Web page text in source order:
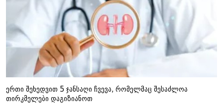
ერთი შეხედვით 5 ჯანსაღი ჩვევა, რომელმაც შესაძლოა
თირკმელები დაგიზიანოთ